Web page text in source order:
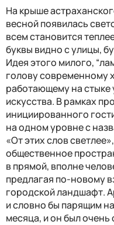
На крыше
весной появилась
всем становится
буквы видно с улицы,
Идея этого милого,
голову современному
работающему на стыке
искусства. В рамках
инициированного
на одном уровне с
«От этих слов
общественное
в прямой, вполне
предлагая по-новому
городской ландшафт.
и словно бы парящим
месяца, и он был